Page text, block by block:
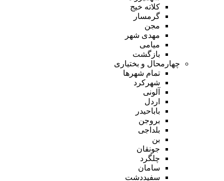
کلاته خیج
گرمسار
مجن
مهدی شهر
میامی
بازگشت
چهارمحال و بختیاری
تمام شهر‌ها
شهرکرد
آلونی
اردل
باباحیدر
بروجن
بلداجی
بن
جونقان
چلگرد
سامان
سفیددشت